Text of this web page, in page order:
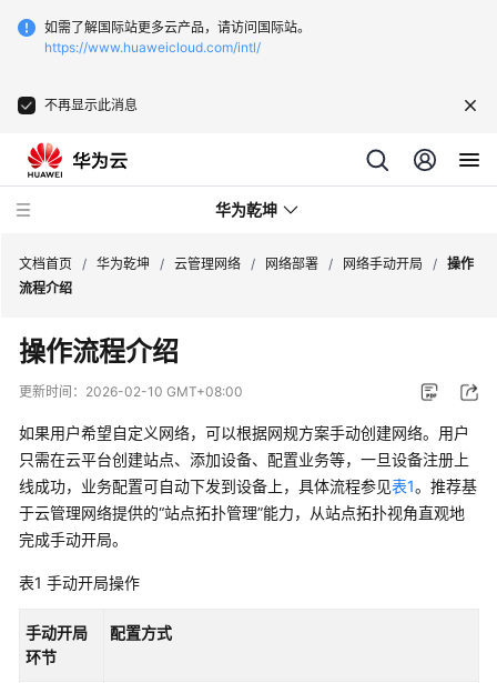
如需了解国际站更多云产品，请访问国际站。
https://www.huaweicloud.com/intl/
不再显示此消息
华为乾坤
安
全
云
务
云
管
理
络
典
文档首页 / 华为乾坤 / 云管理网络 / 网络部署 / 网络手动开局 / 操作
流程介绍
操作流程介绍
更新时间： 2026-02-10 GMT+08:00
如果用户希望自定义网络，可以根据网规方案手动创建网络。用户
只需在云平台创建站点、添加设备、配置业务等，一旦设备注册上
线成功，业务配置可自动下发到设备上，具体流程参见表1。推荐基
于云管理网络提供的“站点拓扑管理”能力，从站点拓扑视角直观地
完成手动开局。
表1 手动开局操作
手动开局
环节
配置方式